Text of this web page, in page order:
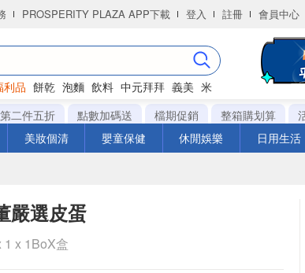
PROSPERITY PLAZA APP下載 登入 註冊 會員中心
利品 餅乾 泡麵 飲料 中元拜拜 義美 米
第二件五折 點數加碼送 檔期促銷 整箱購划算
美妝個清 嬰童保健 休閒娛樂 日用生活
嚴選皮蛋
x 1BoX盒